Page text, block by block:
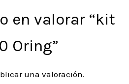
en valorar “kit
Oring”
una valoración.